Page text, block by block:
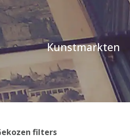
Kunstmarkten
filters